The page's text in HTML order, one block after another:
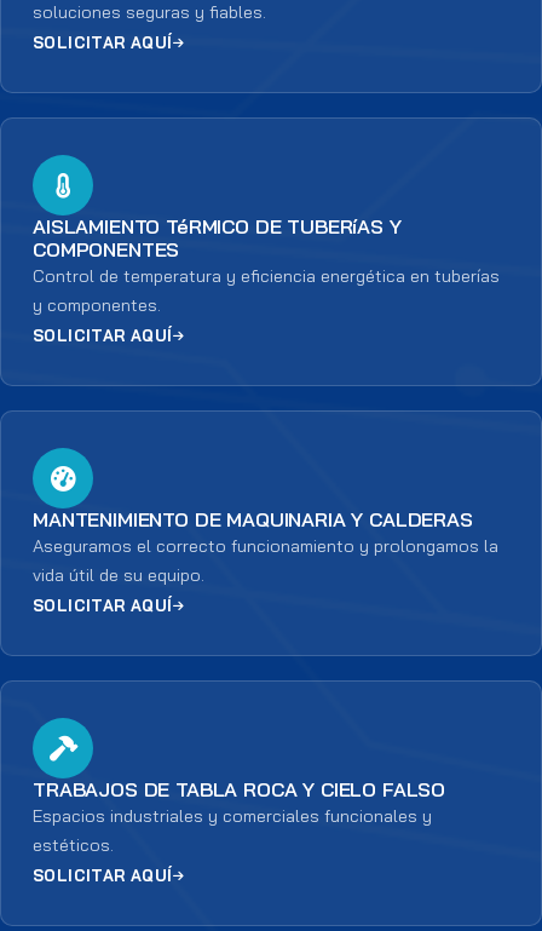
soluciones seguras y fiables.
SOLICITAR AQUÍ
AISLAMIENTO TéRMICO DE TUBERíAS Y
COMPONENTES
Control de temperatura y eficiencia energética en tuberías
y componentes.
SOLICITAR AQUÍ
MANTENIMIENTO DE MAQUINARIA Y CALDERAS
Aseguramos el correcto funcionamiento y prolongamos la
vida útil de su equipo.
SOLICITAR AQUÍ
TRABAJOS DE TABLA ROCA Y CIELO FALSO
Espacios industriales y comerciales funcionales y
estéticos.
SOLICITAR AQUÍ